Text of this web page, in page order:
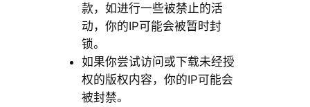
款，如进行一些被禁止的活
动，你的IP可能会被暂时封
锁。
如果你尝试访问或下载未经授
权的版权内容，你的IP可能会
被封禁。